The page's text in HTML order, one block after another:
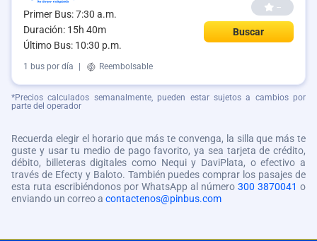
Primer Bus: 7:30 a.m.
Duración: 15h 40m
Último Bus: 10:30 p.m.
--
Buscar
1 bus por día Reembolsable
*Precios calculados semanalmente, pueden estar sujetos a cambios por
parte del operador
Recuerda elegir el horario que más te convenga, la silla que más te
guste y usar tu medio de pago favorito, ya sea tarjeta de crédito,
débito, billeteras digitales como Nequi y DaviPlata, o efectivo a
través de Efecty y Baloto. También puedes comprar los pasajes de
esta ruta escribiéndonos por WhatsApp al número 300 3870041 o
enviando un correo a contactenos@pinbus.com